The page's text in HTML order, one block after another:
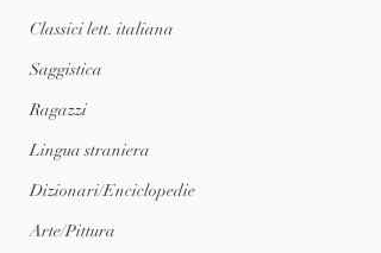
Classici lett. italiana
Saggistica
Ragazzi
Lingua straniera
Dizionari/Enciclopedie
Arte/Pittura